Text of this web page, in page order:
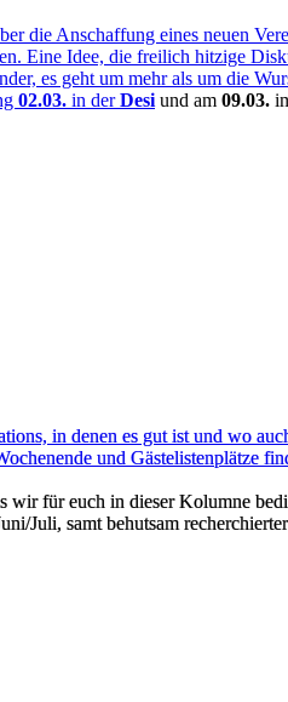
die Anschaffung eines neuen
Eine Idee, die freilich hitzige
es geht um mehr als um die
02.03. in derDesi und am 09.03.
in denen es gut ist und wo
und Gästelistenplätze
wir für euch in dieser Kolumne
Juli, samt behutsam